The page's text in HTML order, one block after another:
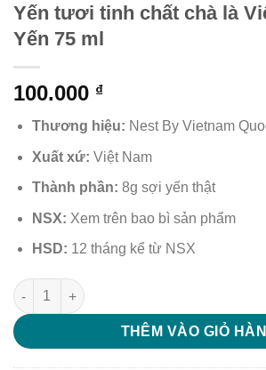
Yến tươi tinh chất chà là
Yến 75 ml
100.000 ₫
Thương hiệu: Nest By Vietnam
Xuất xứ: Việt Nam
Thành phần: 8g sợi yến thật
NSX: Xem trên bao bì sản phẩm
HSD: 12 tháng kể từ NSX
Yến tươi tinh chất chà là Việt Nam Quốc
THÊM VÀO GIỎ